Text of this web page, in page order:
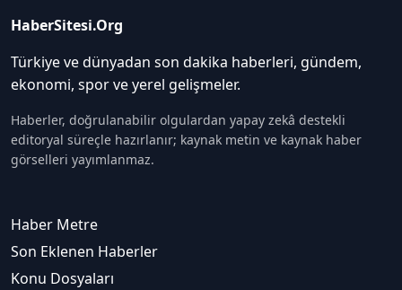
HaberSitesi.Org
Türkiye ve dünyadan son dakika haberleri, gündem,
ekonomi, spor ve yerel gelişmeler.
Haberler, doğrulanabilir olgulardan yapay zekâ destekli
editoryal süreçle hazırlanır; kaynak metin ve kaynak haber
görselleri yayımlanmaz.
Haber Metre
Son Eklenen Haberler
Konu Dosyaları